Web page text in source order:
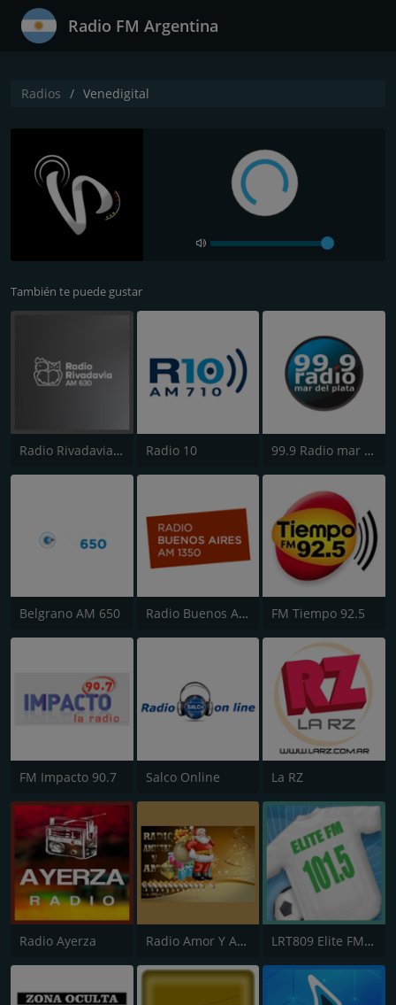
Radio FM Argentina
Radios Venedigital
También te puede gustar
Radio Rivadavia 630 AM Radio 10 99.9 Radio mar del plata FM
Belgrano AM 650 Radio Buenos Aires FM Tiempo 92.5
FM Impacto 90.7 Salco Online La RZ
Radio Ayerza Radio Amor Y Amistad LRT809 Elite FM 101.5 & Online